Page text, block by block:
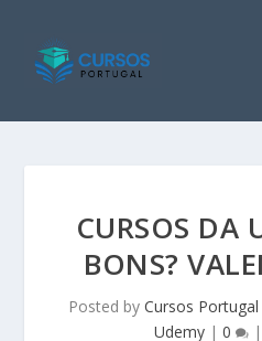
CURSOS DA
BONS?
Posted by Cursos Portugal
Udemy | 0 |